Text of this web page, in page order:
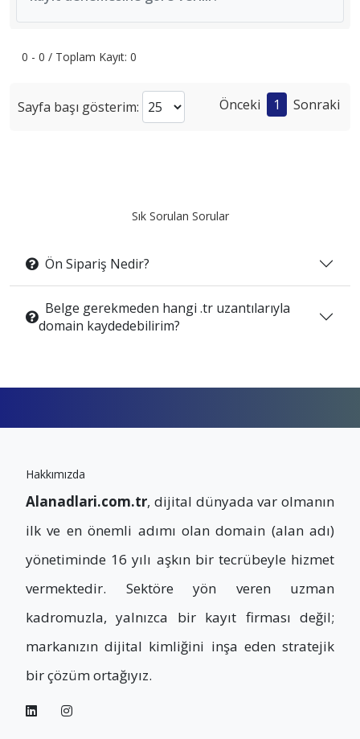
0 - 0 / Toplam Kayıt: 0
Sayfa başı gösterim: Önceki 1 Sonraki
Sık Sorulan Sorular
Ön Sipariş Nedir?
Belge gerekmeden hangi .tr uzantılarıyla
domain kaydedebilirim?
Hakkımızda
Alanadlari.com.tr, dijital dünyada var olmanın
ilk ve en önemli adımı olan domain (alan adı)
yönetiminde 16 yılı aşkın bir tecrübeyle hizmet
vermektedir. Sektöre yön veren uzman
kadromuzla, yalnızca bir kayıt firması değil;
markanızın dijital kimliğini inşa eden stratejik
bir çözüm ortağıyız.